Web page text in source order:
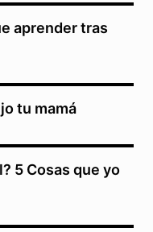
aprender tras
tu mamá
5 Cosas que yo